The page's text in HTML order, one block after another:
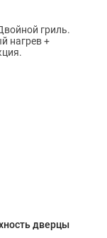
гриль.
нагрев +
дверцы